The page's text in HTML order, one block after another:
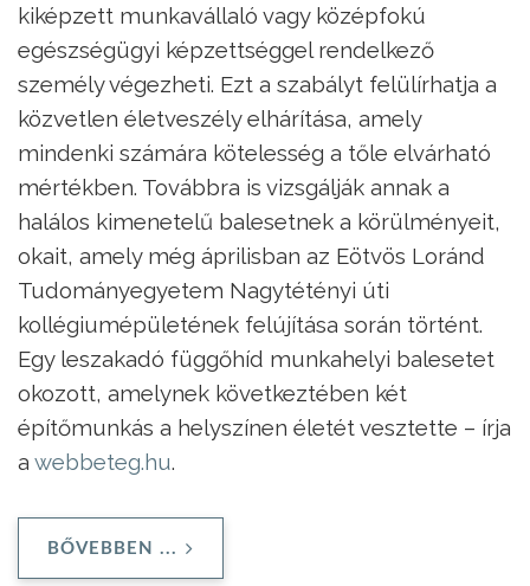
kiképzett munkavállaló vagy középfokú
egészségügyi képzettséggel rendelkező
személy végezheti. Ezt a szabályt felülírhatja a
közvetlen életveszély elhárítása, amely
mindenki számára kötelesség a tőle elvárható
mértékben. Továbbra is vizsgálják annak a
halálos kimenetelű balesetnek a körülményeit,
okait, amely még áprilisban az Eötvös Loránd
Tudományegyetem Nagytétényi úti
kollégiumépületének felújítása során történt.
Egy leszakadó függőhíd munkahelyi balesetet
okozott, amelynek következtében két
építőmunkás a helyszínen életét vesztette – írja
a webbeteg.hu.
BŐVEBBEN ...